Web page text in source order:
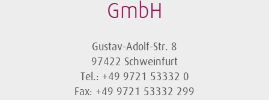
GmbH
Gustav-Adolf-Str. 8
97422 Schweinfurt
Tel.: +49 9721 53332 0
Fax: +49 9721 53332 299